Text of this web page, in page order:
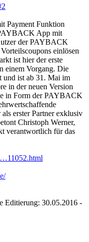
Payment Funktion
App mit
der PAYBACK
einlösen
ist hier der erste
einem Vorgang. Die
ist ab 31. Mai im
in der neuen Version
in Form der PAYBACK
erster Partner exklusiv
Christoph Werner,
verantwortlich für das
Editierung: 30.05.2016 -